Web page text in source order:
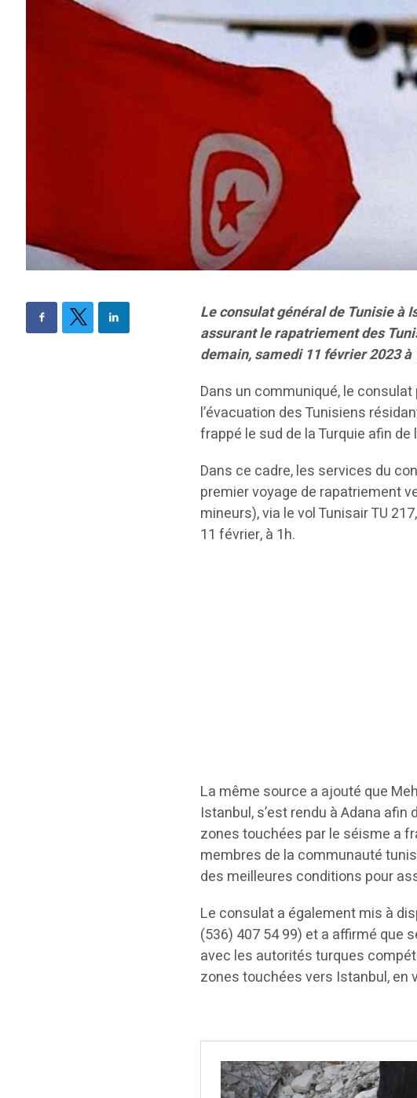
Le consulat général de Tunisie à
assurant le rapatriement des
demain, samedi 11 février 2023
Dans un communiqué, le
l’évacuation des Tunisiens
frappé le sud de la Turquie afin
Dans ce cadre, les services du
premier voyage de rapatriement
mineurs), via le vol Tunisair TU
11 février, à 1h.
La même source a ajouté que
Istanbul, s’est rendu à Adana
zones touchées par le séisme a
membres de la communauté
des meilleures conditions pour
Le consulat a également mis à
(536) 407 54 99) et a affirmé que
avec les autorités turques
zones touchées vers Istanbul, en